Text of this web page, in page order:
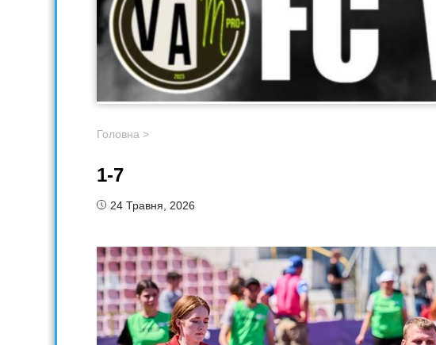
Головна >
1-7
24 Травня, 2026